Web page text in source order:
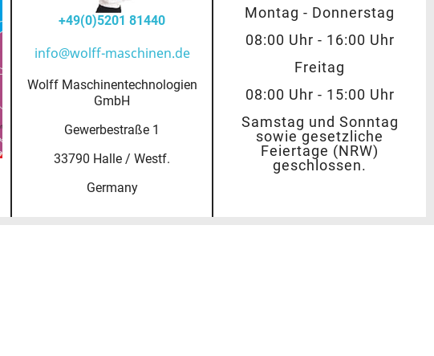
+49(0)5201 81440
info@wolff-maschinen.de
Wolff Maschinentechnologien
GmbH
Gewerbestraße 1
33790 Halle / Westf.
Germany
Montag - Donnerstag
08:00 Uhr - 16:00 Uhr
Freitag
08:00 Uhr - 15:00 Uhr
Samstag und Sonntag
sowie gesetzliche
Feiertage (NRW)
geschlossen.